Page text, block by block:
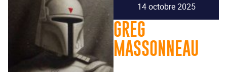
14 octobre 2025
GREG
MASSONNEAU